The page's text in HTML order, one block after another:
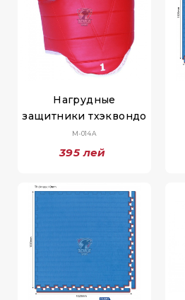
Нагрудные
защитники тхэквондо
M-014A
395 лей